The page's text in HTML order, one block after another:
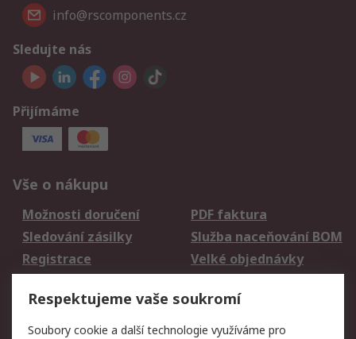
info@rscomponents.cz
Sledujte nás
Přijímáme
Vše o nákupu
Možnosti doručení
PDF faktura
Sledování zásilky
Služba naceňování BOM
Registrace
Velké objednávky
Právní
Respektujeme vaše soukromí
Soubory cookie a další technologie využíváme pro